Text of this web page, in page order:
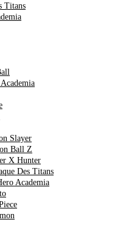
Titans
Slayer
Ball Z
X Hunter
Des Titans
Academia